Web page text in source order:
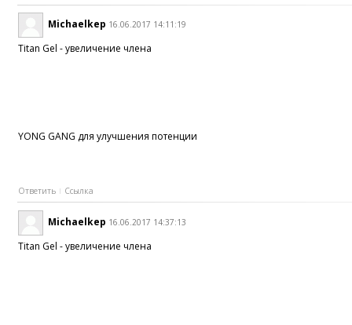
Michaelkep 16.06.2017 14:11:19
Titan Gel - увеличение члена
YONG GANG для улучшения потенции
Ответить Ссылка
Michaelkep 16.06.2017 14:37:13
Titan Gel - увеличение члена